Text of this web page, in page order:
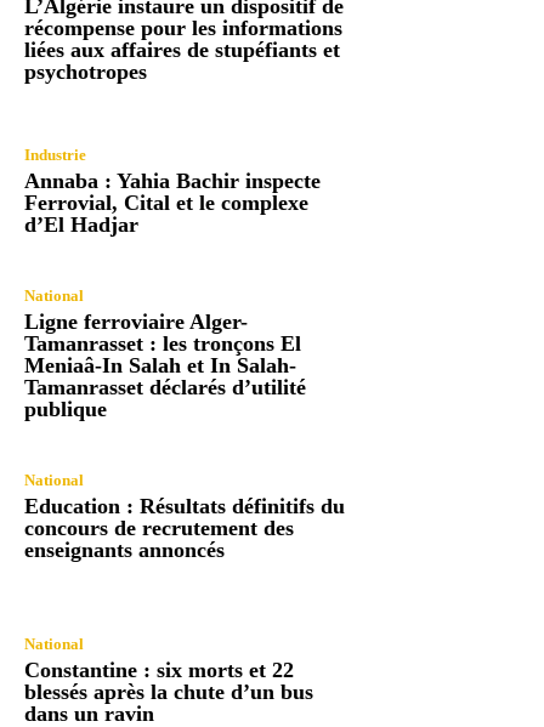
L’Algérie instaure un dispositif de
récompense pour les informations
liées aux affaires de stupéfiants et
psychotropes
Industrie
Annaba : Yahia Bachir inspecte
Ferrovial, Cital et le complexe
d’El Hadjar
National
Ligne ferroviaire Alger-
Tamanrasset : les tronçons El
Meniaâ-In Salah et In Salah-
Tamanrasset déclarés d’utilité
publique
National
Education : Résultats définitifs du
concours de recrutement des
enseignants annoncés
National
Constantine : six morts et 22
blessés après la chute d’un bus
dans un ravin